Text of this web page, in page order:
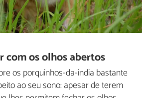
com os olhos abertos
os porquinhos-da-índia bastante
ao seu sono: apesar de terem